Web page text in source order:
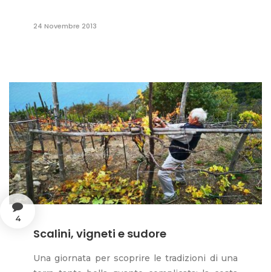
24 Novembre 2013
4
Scalini, vigneti e sudore
Una giornata per scoprire le tradizioni di una